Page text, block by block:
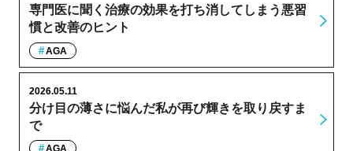
専門医に聞く治療の効果を打ち消してしまう悪習
慣と改善のヒント
AGA
分け目の薄さに悩んだ私が再び輝きを取り戻すま
で
2026.05.11
AGA